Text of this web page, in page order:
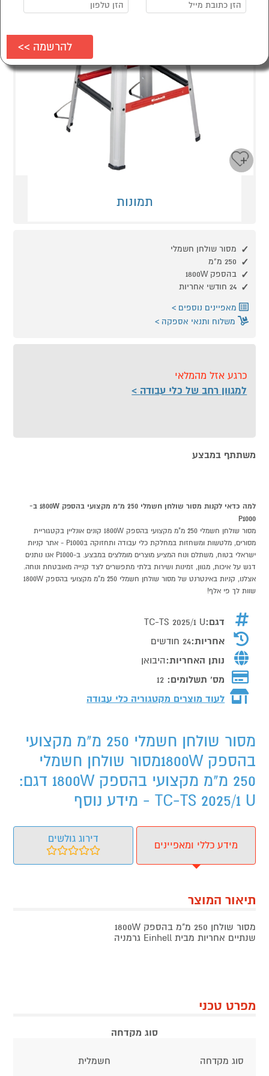
תמונות
מסור שולחן חשמלי
250 מ"מ
בהספק 1800W
24 חודשי אחריות
מאפיינים נוספים
משלוח ותנאי אספקה
כרגע אזל מהמלאי
למגוון רחב של כלי עבודה
משתתף במבצע
למה כדאי לקנות מסור שולחן חשמלי 250 מ"מ מקצועי בהספק 1800W ב-
P1000
מסור שולחן חשמלי 250 מ"מ מקצועי בהספק 1800W קונים אונליין בקטגוריית
מסורים, מלטשות ומשחזות במחלקת כלי עבודה ותחזוקה בP1000 - אתר קניות
ישראלי בטוח, משתלם ונוח המציע מוצרים מומלצים במבצע. ב-P1000 אנו נותנים
דגש על איכות, מגוון, זמינות ושירות בלתי מתפשרים לצד קנייה מאובטחת ונוחה.
אצלנו, קניות באינטרנט של מסור שולחן חשמלי 250 מ"מ מקצועי בהספק 1800W
שוות לך פי אלף!
דגם:TC-TS 2025/1 U
אחריות:24 חודשים
נותן האחריות:היבואן
מס' תשלומים: 12
לעוד מוצרים מקטגוריה כלי עבודה
מסור שולחן חשמלי 250 מ"מ מקצועי
בהספק 1800Wמסור שולחן חשמלי
250 מ"מ מקצועי בהספק 1800W דגם:
TC-TS 2025/1 U - מידע נוסף
מידע כללי ומאפיינים
דירוג גולשים
תיאור המוצר
מסור שולחן 250 מ"מ בהספק 1800W
שנתיים אחריות מבית Einhell גרמניה
מפרט טכני
סוג מקדחה
סוג מקדחה חשמלית